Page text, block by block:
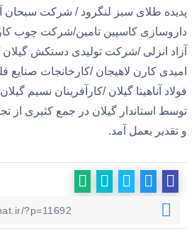
پدیده طلای سبز لنگرود / شرکت
داروسازی کاسپین تامین/شرکت چوب
آزاد انزلی /شرکت تولیدی دستکش
امیدی کارن لاهیجان /کارخانجات
فولاد آناهیتا گیلان /کارآفرینان نسیم
توسط استاندار گیلان در جمع کثیری از
و تقدیر بعمل آمد.